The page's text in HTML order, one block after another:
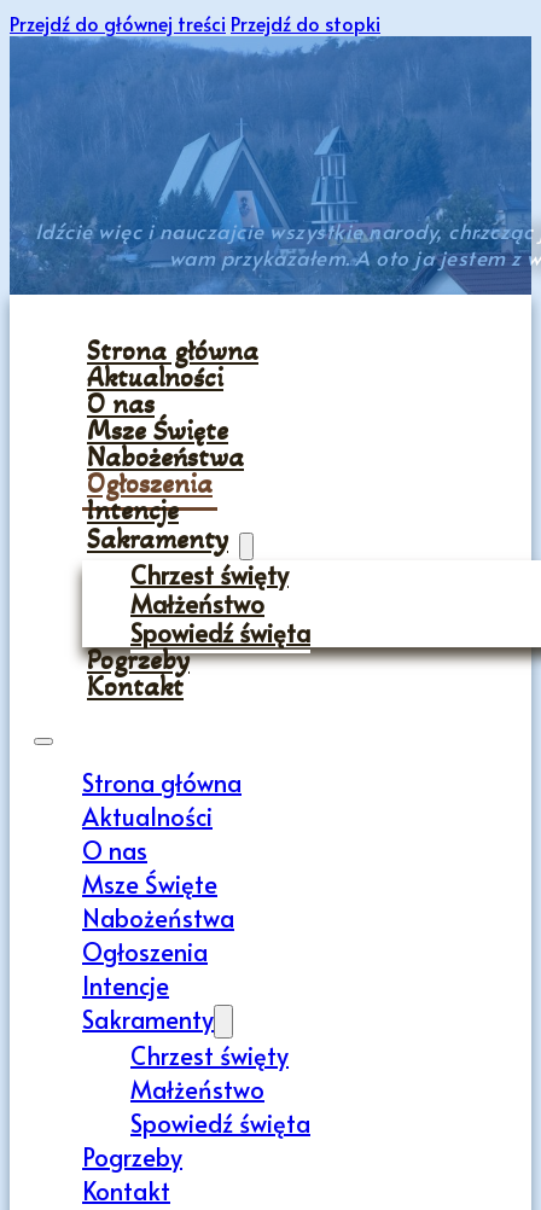
Przejdź do głównej treści Przejdź do stopki
Idźcie więc i nauczajcie wszystkie narody,
wam przykazałem. A oto ja jestem z
Strona główna
Aktualności
O nas
Msze Święte
Nabożeństwa
Ogłoszenia
Intencje
Sakramenty
Chrzest święty
Małżeństwo
Spowiedź święta
Pogrzeby
Kontakt
Strona główna
Aktualności
O nas
Msze Święte
Nabożeństwa
Ogłoszenia
Intencje
Sakramenty
Chrzest święty
Małżeństwo
Spowiedź święta
Pogrzeby
Kontakt